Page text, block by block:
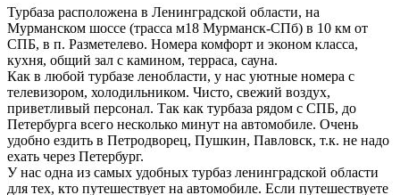
Турбаза расположена в Ленинградской области, на
Мурманском шоссе (трасса м18 Мурманск-СПб) в 10 км от
СПБ, в п. Разметелево. Номера комфорт и эконом класса,
кухня, общий зал с камином, терраса, сауна.
Как в любой турбазе ленобласти, у нас уютные номера с
телевизором, холодильником. Чисто, свежий воздух,
приветливый персонал. Так как турбаза рядом с СПБ, до
Петербурга всего несколько минут на автомобиле. Очень
удобно ездить в Петродворец, Пушкин, Павловск, т.к. не надо
ехать через Петербург.
У нас одна из самых удобных турбаз ленинградской области
для тех, кто путешествует на автомобиле. Если путешествуете